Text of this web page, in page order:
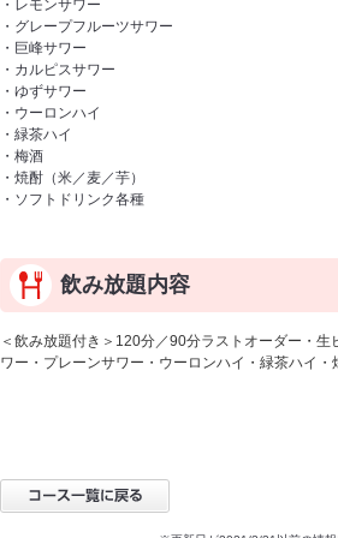
・レモンサワー
・グレープフルーツサワー
・巨峰サワー
・カルピスサワー
・ゆずサワー
・ウーロンハイ
・緑茶ハイ
・梅酒
・焼酎（米／麦／芋）
・ソフトドリンク各種
飲み放題内容
＜飲み放題付き＞120分／90分ラストオーダー・
ワー・プレーンサワー・ウーロンハイ・緑茶ハイ